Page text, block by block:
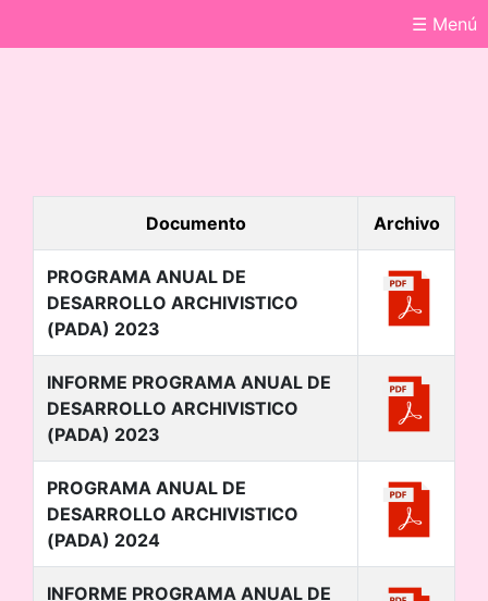
☰ Menú
Documento Archivo
PROGRAMA ANUAL DE
DESARROLLO ARCHIVISTICO
(PADA) 2023
INFORME PROGRAMA ANUAL DE
DESARROLLO ARCHIVISTICO
(PADA) 2023
PROGRAMA ANUAL DE
DESARROLLO ARCHIVISTICO
(PADA) 2024
INFORME PROGRAMA ANUAL DE